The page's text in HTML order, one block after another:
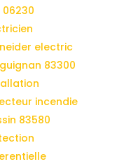
06230
electric
83300
incendie
83580